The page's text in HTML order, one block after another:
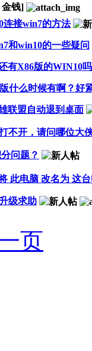
钱]
连接win7的方法
和win10的一些疑问
有X86版的WIN10
什么时候有啊？好
联盟自动退到桌面
不开，请问哪位大
问题？
此电脑 改名为 这
级求助
页